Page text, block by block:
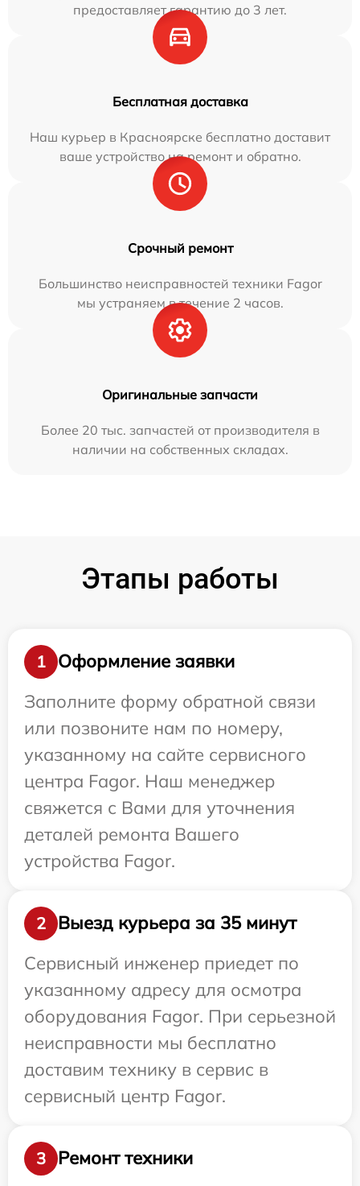
предоставляет гарантию до 3 лет.
Бесплатная доставка
Наш курьер в Красноярске бесплатно доставит
ваше устройство на ремонт и обратно.
Срочный ремонт
Большинство неисправностей техники Fagor
мы устраняем в течение 2 часов.
Оригинальные запчасти
Более 20 тыс. запчастей от производителя в
наличии на собственных складах.
Этапы работы
1
Оформление заявки
Заполните форму обратной связи
или позвоните нам по номеру,
указанному на сайте сервисного
центра Fagor. Наш менеджер
свяжется с Вами для уточнения
деталей ремонта Вашего
устройства Fagor.
2
Выезд курьера за 35 минут
Сервисный инженер приедет по
указанному адресу для осмотра
оборудования Fagor. При серьезной
неисправности мы бесплатно
доставим технику в сервис в
сервисный центр Fagor.
3 Ремонт техники